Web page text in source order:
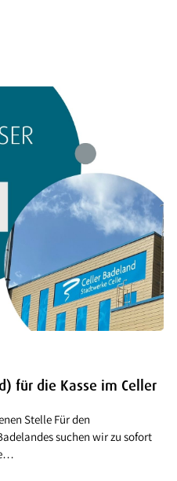
für die Kasse im Celler
Stelle Für den
suchen wir zu sofort